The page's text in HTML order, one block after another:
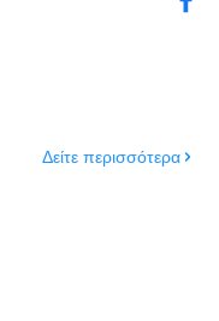
Δείτε περισσότερα